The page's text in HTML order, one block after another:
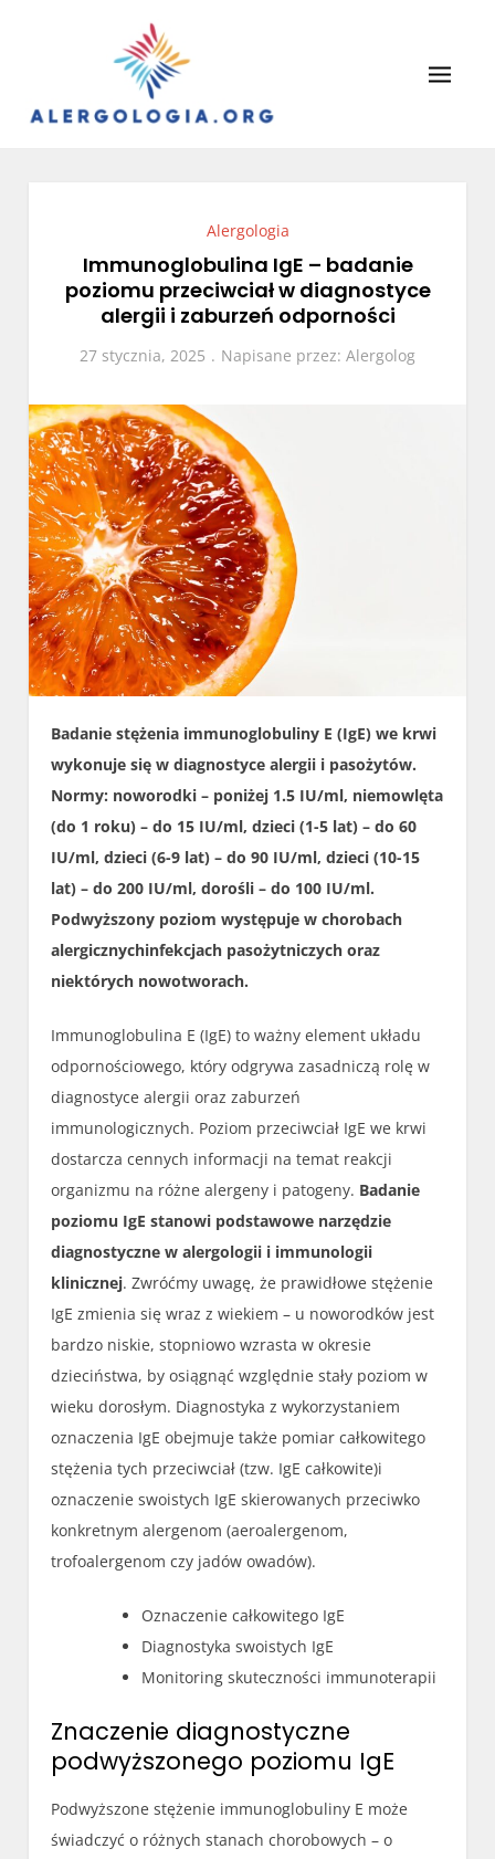
Alergologia
Immunoglobulina IgE – badanie
poziomu przeciwciał w diagnostyce
alergii i zaburzeń odporności
27 stycznia, 2025 Napisane przez: Alergolog
Badanie stężenia immunoglobuliny E (IgE) we krwi
wykonuje się w diagnostyce alergii i pasożytów.
Normy: noworodki – poniżej 1.5 IU/ml, niemowlęta
(do 1 roku) – do 15 IU/ml, dzieci (1-5 lat) – do 60
IU/ml, dzieci (6-9 lat) – do 90 IU/ml, dzieci (10-15
lat) – do 200 IU/ml, dorośli – do 100 IU/ml.
Podwyższony poziom występuje w chorobach
alergicznychinfekcjach pasożytniczych oraz
niektórych nowotworach.
Immunoglobulina E (IgE) to ważny element układu
odpornościowego, który odgrywa zasadniczą rolę w
diagnostyce alergii oraz zaburzeń
immunologicznych. Poziom przeciwciał IgE we krwi
dostarcza cennych informacji na temat reakcji
organizmu na różne alergeny i patogeny. Badanie
poziomu IgE stanowi podstawowe narzędzie
diagnostyczne w alergologii i immunologii
klinicznej. Zwróćmy uwagę, że prawidłowe stężenie
IgE zmienia się wraz z wiekiem – u noworodków jest
bardzo niskie, stopniowo wzrasta w okresie
dzieciństwa, by osiągnąć względnie stały poziom w
wieku dorosłym. Diagnostyka z wykorzystaniem
oznaczenia IgE obejmuje także pomiar całkowitego
stężenia tych przeciwciał (tzw. IgE całkowite)i
oznaczenie swoistych IgE skierowanych przeciwko
konkretnym alergenom (aeroalergenom,
trofoalergenom czy jadów owadów).
Oznaczenie całkowitego IgE
Diagnostyka swoistych IgE
Monitoring skuteczności immunoterapii
Znaczenie diagnostyczne
podwyższonego poziomu IgE
Podwyższone stężenie immunoglobuliny E może
świadczyć o różnych stanach chorobowych – o